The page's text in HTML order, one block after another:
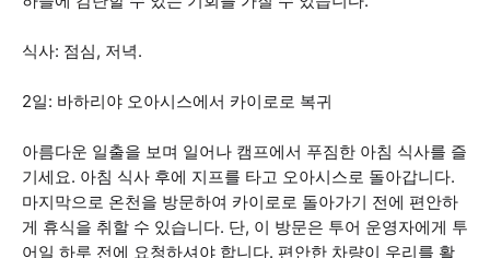
식사: 점심, 저녁.
2일: 바하리야 오아시스에서 카이로로 복귀
아름다운 일출을 보며 일어나 캠프에서 푸짐한 아침 식사를 즐
기세요. 아침 식사 후에 지프를 타고 오아시스로 돌아갑니다.
마지막으로 온천을 방문하여 카이로로 돌아가기 전에 편안하
게 휴식을 취할 수 있습니다. 단, 이 방문은 투어 운영자에게 투
어일 하루 전에 요청하셔야 합니다. 편안한 차량이 우리를 활